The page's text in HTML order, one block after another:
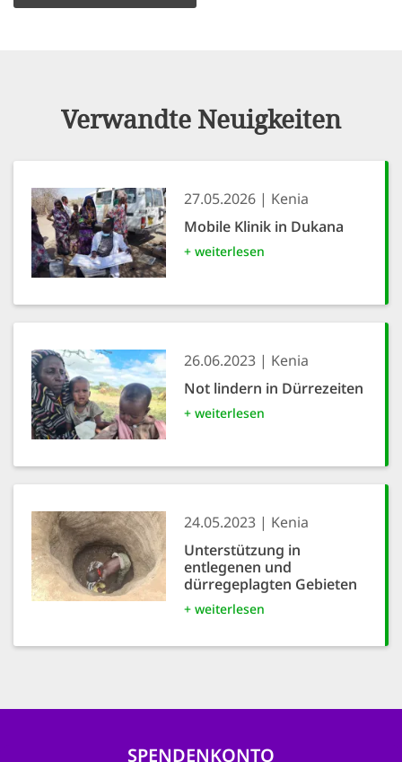
Verwandte Neuigkeiten
27.05.2026
Kenia
Mobile Klinik in Dukana
+ weiterlesen
26.06.2023
Kenia
Not lindern in Dürrezeiten
+ weiterlesen
24.05.2023
Kenia
Unterstützung in
entlegenen und
dürregeplagten Gebieten
+ weiterlesen
SPENDENKONTO